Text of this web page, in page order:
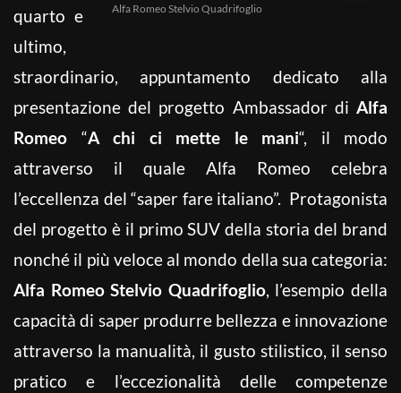
Alfa Romeo Stelvio Quadrifoglio
quarto e
ultimo,
straordinario, appuntamento dedicato alla
presentazione del progetto Ambassador di Alfa
Romeo “A chi ci mette le mani“, il modo
attraverso il quale Alfa Romeo celebra
l’eccellenza del “saper fare italiano”. Protagonista
del progetto è il primo SUV della storia del brand
nonché il più veloce al mondo della sua categoria:
Alfa Romeo Stelvio Quadrifoglio, l’esempio della
capacità di saper produrre bellezza e innovazione
attraverso la manualità, il gusto stilistico, il senso
pratico e l’eccezionalità delle competenze